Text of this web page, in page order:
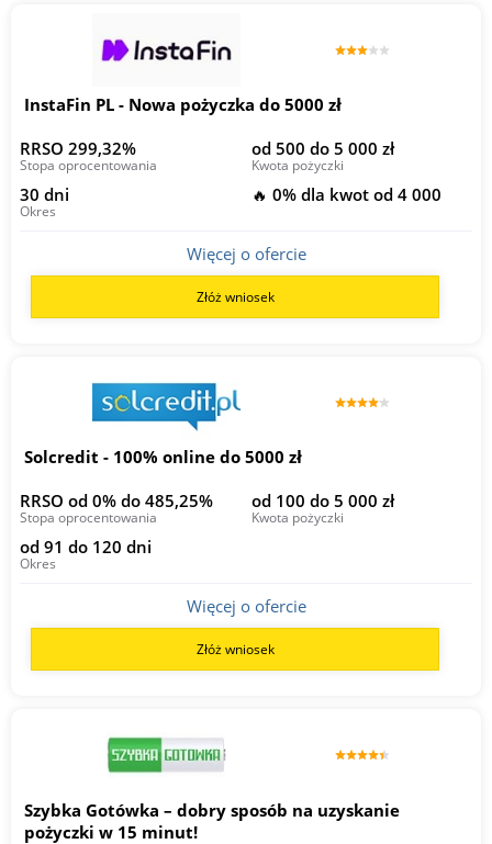
InstaFin PL - Nowa pożyczka do 5000 zł
RRSO 299,32%
Stopa oprocentowania
od 500 do 5 000 zł
Kwota pożyczki
30 dni
Okres
🔥 0% dla kwot od 4 000
Więcej o ofercie
Złóż wniosek
Solcredit - 100% online do 5000 zł
RRSO od 0% do 485,25%
Stopa oprocentowania
od 100 do 5 000 zł
Kwota pożyczki
od 91 do 120 dni
Okres
Więcej o ofercie
Złóż wniosek
Szybka Gotówka – dobry sposób na uzyskanie
pożyczki w 15 minut!